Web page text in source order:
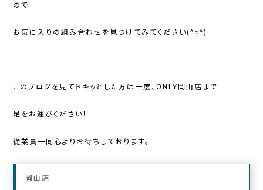
ので
お気に入りの組み合わせを見つけてみてください(^○^)
このブログを見てドキッとした方は一度、ONLY岡山店まで
足をお運びください！
従業員一同心よりお待ちしております。
岡山店